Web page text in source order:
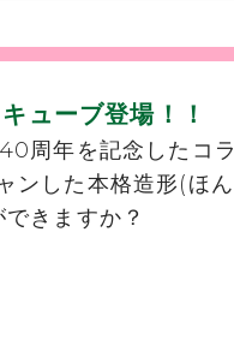
ューブ登場！！
周年を記念したコラ
ンした本格造形(ほん
きますか？